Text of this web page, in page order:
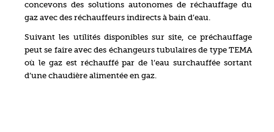
concevons des solutions autonomes de réchauffage du
gaz avec des réchauffeurs indirects à bain d’eau.
Suivant les utilités disponibles sur site, ce préchauffage
peut se faire avec des échangeurs tubulaires de type TEMA
où le gaz est réchauffé par de l’eau surchauffée sortant
d’une chaudière alimentée en gaz.